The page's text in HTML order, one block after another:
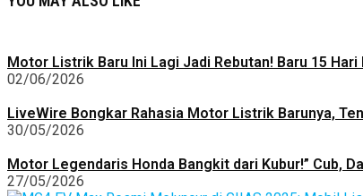
Motor Listrik Baru Ini Lagi Jadi Rebutan! Baru 15
02/06/2026
LiveWire Bongkar Rahasia Motor Listrik Barunya,
30/05/2026
Motor Legendaris Honda Bangkit dari Kubur!” Cub,
27/05/2026